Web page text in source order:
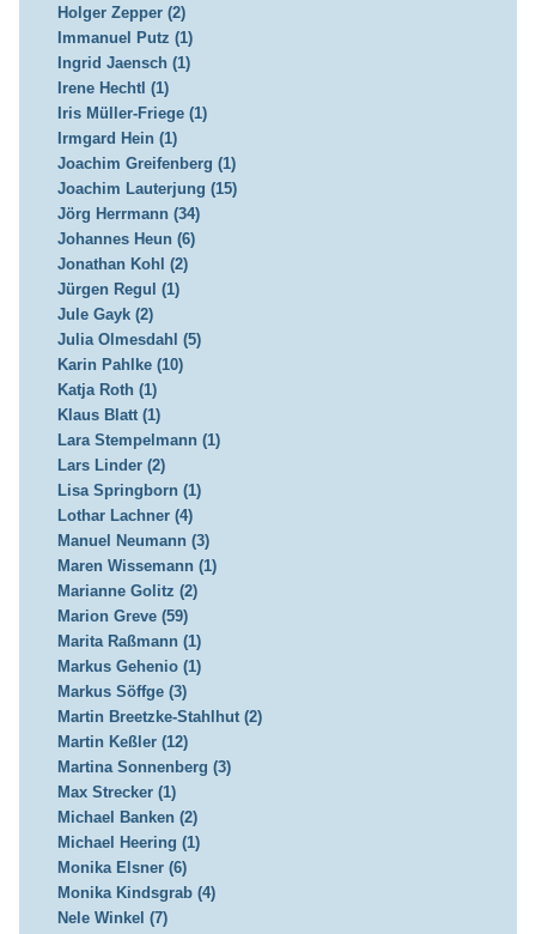
Holger Zepper (2)
Immanuel Putz (1)
Ingrid Jaensch (1)
Irene Hechtl (1)
Iris Müller-Friege (1)
Irmgard Hein (1)
Joachim Greifenberg (1)
Joachim Lauterjung (15)
Jörg Herrmann (34)
Johannes Heun (6)
Jonathan Kohl (2)
Jürgen Regul (1)
Jule Gayk (2)
Julia Olmesdahl (5)
Karin Pahlke (10)
Katja Roth (1)
Klaus Blatt (1)
Lara Stempelmann (1)
Lars Linder (2)
Lisa Springborn (1)
Lothar Lachner (4)
Manuel Neumann (3)
Maren Wissemann (1)
Marianne Golitz (2)
Marion Greve (59)
Marita Raßmann (1)
Markus Gehenio (1)
Markus Söffge (3)
Martin Breetzke-Stahlhut (2)
Martin Keßler (12)
Martina Sonnenberg (3)
Max Strecker (1)
Michael Banken (2)
Michael Heering (1)
Monika Elsner (6)
Monika Kindsgrab (4)
Nele Winkel (7)